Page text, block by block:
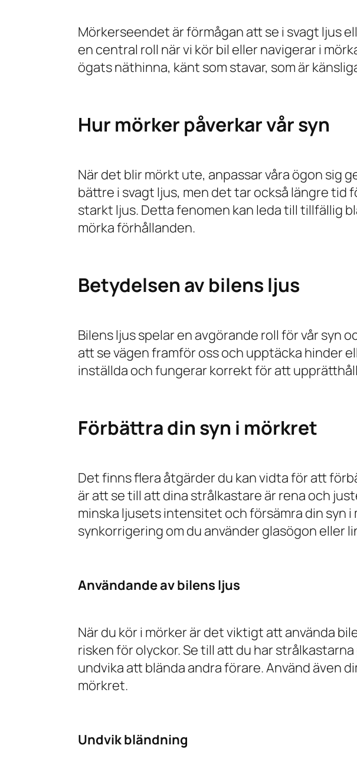
Mörkerseendet är förmågan att se i svagt ljus
en central roll när vi kör bil eller navigerar i
ögats näthinna, känt som stavar, som är
Hur mörker påverkar vår syn
När det blir mörkt ute, anpassar våra ögon sig
bättre i svagt ljus, men det tar också längre
starkt ljus. Detta fenomen kan leda till tillfällig
mörka förhållanden.
Betydelsen av bilens ljus
Bilens ljus spelar en avgörande roll för vår syn
att se vägen framför oss och upptäcka hinder
inställda och fungerar korrekt för att
Förbättra din syn i mörkret
Det finns flera åtgärder du kan vidta för att
är att se till att dina strålkastare är rena och
minska ljusets intensitet och försämra din syn
synkorrigering om du använder glasögon eller
Användande av bilens ljus
När du kör i mörker är det viktigt att använda
risken för olyckor. Se till att du har
undvika att blända andra förare. Använd även
mörkret.
Undvik bländning